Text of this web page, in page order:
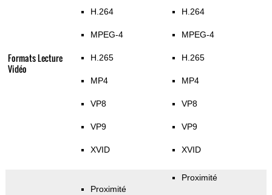
Formats Lecture
Vidéo
H.264
MPEG-4
H.265
MP4
VP8
VP9
XVID
H.264
MPEG-4
H.265
MP4
VP8
VP9
XVID
Proximité
Proximité